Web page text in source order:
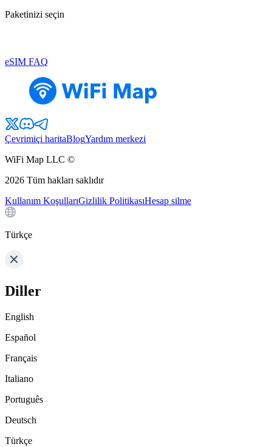
Paketinizi seçin
eSIM FAQ
Çevrimiçi haritaBlogYardım merkezi
WiFi Map LLC ©
2026 Tüm hakları saklıdır
Kullanım KoşullarıGizlilik PolitikasıHesap silme
Türkçe
Diller
English
Español
Français
Italiano
Português
Deutsch
Türkçe